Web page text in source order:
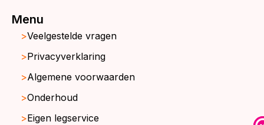
Menu
Veelgestelde vragen
Privacyverklaring
Algemene voorwaarden
Onderhoud
Eigen legservice